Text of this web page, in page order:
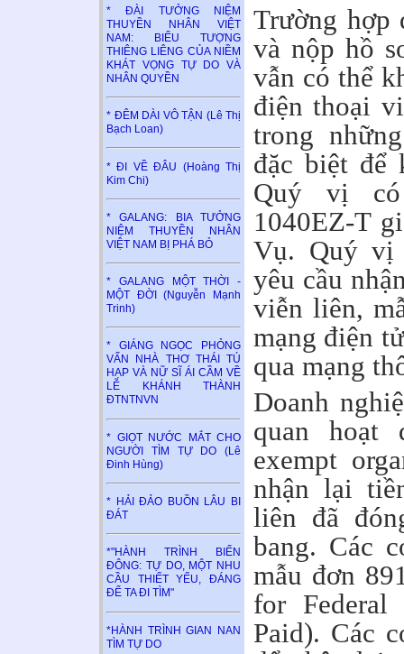
* ĐÀI TƯỞNG NIỆM
THUYỀN NHÂN VIỆT
NAM: BIỂU TƯỢNG
THIÊNG LIÊNG CỦA NIỀM
KHÁT VỌNG TỰ DO VÀ
NHÂN QUYỀN
* ĐÊM DÀI VÔ TẬN (Lê Thị
Bạch Loan)
* ĐI VỀ ĐÂU (Hoàng Thị
Kim Chi)
* GALANG: BIA TƯỞNG
NIỆM THUYỀN NHÂN
VIỆT NAM BỊ PHÁ BỎ
* GALANG MỘT THỜI -
MỘT ĐỜI (Nguyễn Mạnh
Trinh)
* GIÁNG NGỌC PHỎNG
VẤN NHÀ THƠ THÁI TÚ
HẠP VÀ NỮ SĨ ÁI CẦM VỀ
LỄ KHÁNH THÀNH
ĐTNTNVN
* GIỌT NƯỚC MẮT CHO
NGƯỜI TÌM TỰ DO (Lê
Đinh Hùng)
* HẢI ĐẢO BUỒN LÂU BI
ĐÁT
*"HÀNH TRÌNH BIỂN
ĐÔNG: TỰ DO, MỘT NHU
CẦU THIẾT YẾU, ĐÁNG
ĐỂ TA ĐI TÌM"
*HÀNH TRÌNH GIAN NAN
TÌM TỰ DO
Trường hợp
và nộp hồ
vẫn có thể
điện thoại
trong
đặc biệt để
Quý vị
1040EZ-T
Vụ. Quý vị
yêu cầu
viễn liên,
mạng điện
qua mạng
Doanh
quan hoạt
exempt
nhận lại
liên đã
bang. Các
mẫu đơn
for Federal
Paid). Các